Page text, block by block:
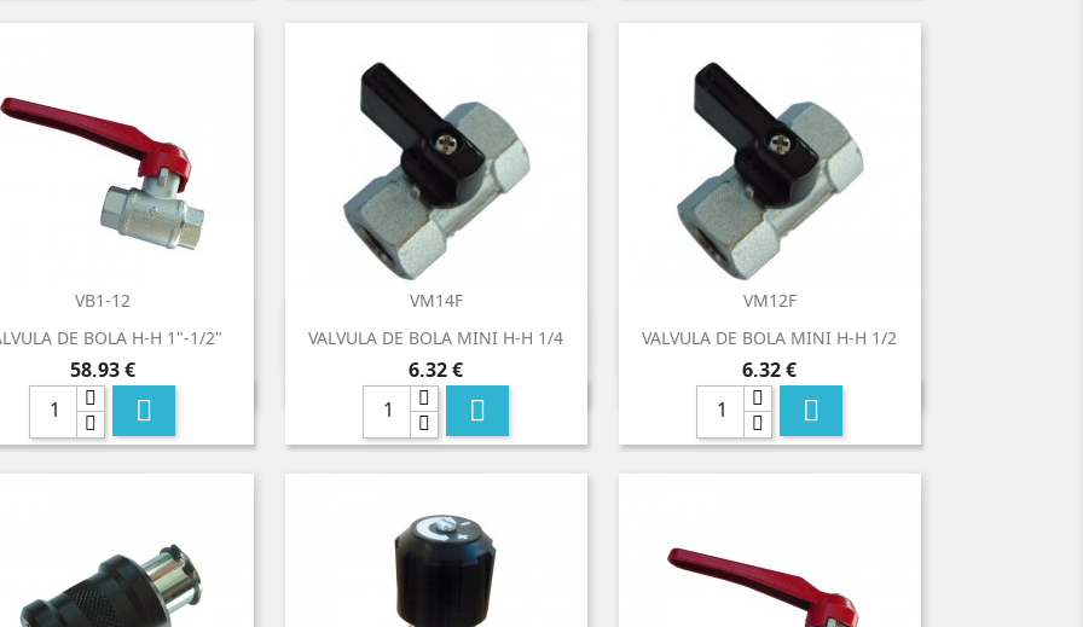
VB1-12
DE BOLA H-H 1"-1/2"
Precio
58,93 €

 Vista rápida
VM14F
VALVULA DE BOLA MINI H-H 1/4
Precio
6,32 €

 Vista rápida
VM12F
VALVULA DE BOLA MINI H-H 1/2
Precio
6,32 €

 Vista rápida